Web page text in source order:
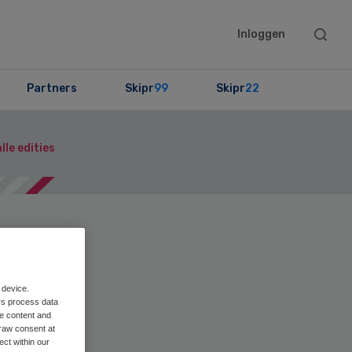
Inloggen
Search
Partners Skipr99 Skipr22
edities
process data
content and
consent at
within our